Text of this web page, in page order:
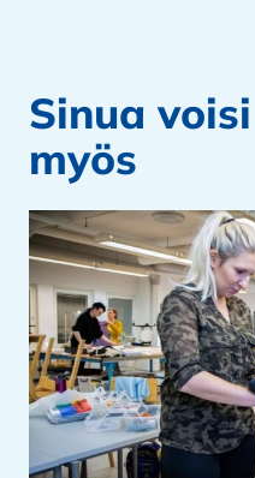
Sinua
myös